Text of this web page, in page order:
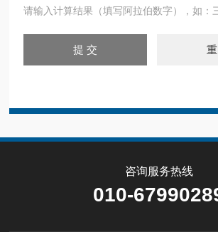
请输入计算结果（填写阿拉伯数字），如：
咨询服务热线
010-